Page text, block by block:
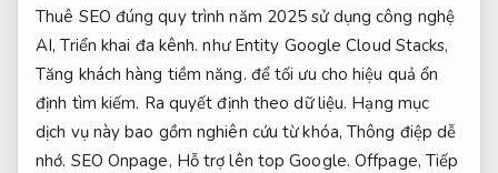
Thuê SEO đúng quy trình năm 2025 sử dụng công nghệ
AI,Triển khai đa kênh. như Entity Google Cloud Stacks,
Tăng khách hàng tiềm năng. để tối ưu cho hiệu quả ổn
định tìm kiếm. Ra quyết định theo dữ liệu. Hạng mục
dịch vụ này bao gồm nghiên cứu từ khóa, Thông điệp dễ
nhớ. SEO Onpage, Hỗ trợ lên top Google. Offpage, Tiếp